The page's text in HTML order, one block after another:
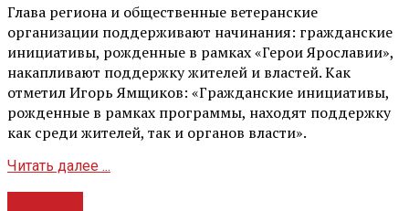
Глава региона и общественные ветеранские
организации поддерживают начинания: гражданские
инициативы, рожденные в рамках «Герои Ярославии»,
накапливают поддержку жителей и властей. Как
отметил Игорь Ямщиков: «Гражданские инициативы,
рожденные в рамках программы, находят поддержку
как среди жителей, так и органов власти».
Читать далее ...